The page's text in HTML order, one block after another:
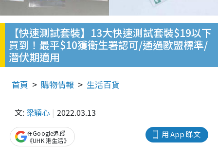
【快速測試套裝】13大快速測試套裝$19以下
買到！最平$10獲衛生署認可/通過歐盟標準/
潛伏期適用
首頁 購物情報 生活百貨
文: 梁穎心 2022.03.13
用 App 睇文
在Google追蹤
《UHK 港生活》